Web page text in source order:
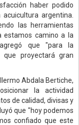
haber podido
argentina.
las herramientas
estamos camino a la
que "para la
proyectará gran
Abdala Bertiche,
la actividad
de calidad, divisas y
que "hoy podemos
confiado que este